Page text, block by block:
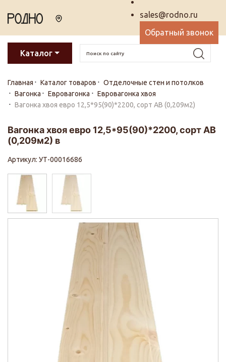
sales@rodno.ru
Обратный звонок
Каталог
Главная Каталог товаров
Отделочные стен и потолков
Вагонка
Евровагонка
Евровагонка хвоя
Вагонка хвоя евро 12,5*95(90)*2200, сорт АВ (0,209м2)
Вагонка хвоя евро 12,5*95(90)*2200, сорт АВ
(0,209м2) в
Артикул: УТ-00016686